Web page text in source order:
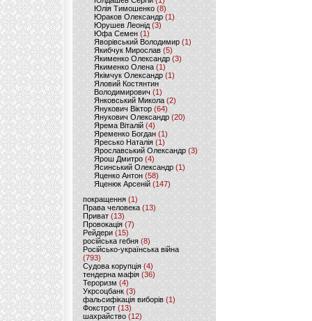
Юлія Тимошенко (8)
Юраков Олександр (1)
Юрушев Леонід (3)
Юфа Семен (1)
Яворівський Володимир (1)
Якибчук Мирослав (5)
Якименко Олександр (3)
Якименко Олена(1)
Якімчук Олександр (1)
Яловий Костянтин
Володимирович (1)
Янковський Микола(2)
Янукович Віктор (64)
Янукович Олександр(20)
Ярема Віталій(4)
Яременко Богдан(1)
Яресько Наталія(1)
Ярославський Олександр (3)
Ярош Дмитро (4)
Ясинський Олександр (1)
Яценко Антон(58)
Яценюк Арсеній (147)
покращення (1)
Права человека(13)
Приват (13)
Провокація (7)
Рейдери (15)
російська гебня (8)
Російсько-українська війна
(793)
Судова корупція (4)
тендерна мафія (36)
Тероризм (4)
Укрсоцбанк (3)
фальсифікація виборів (1)
Фокстрот(13)
шахрайство (12)